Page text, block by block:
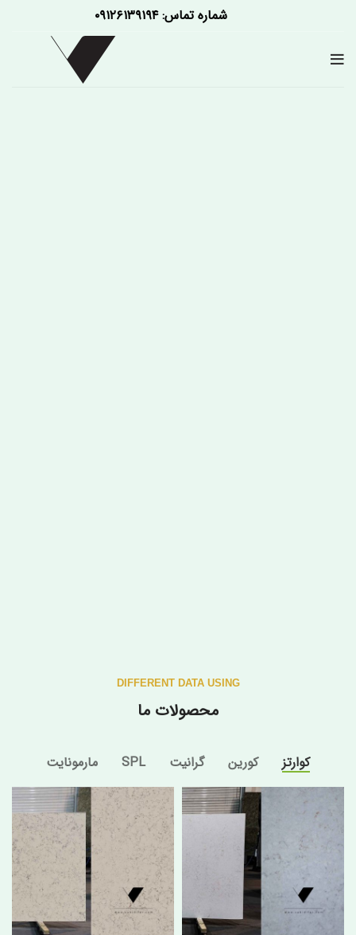
شماره تماس: ۰۹۱۲۶۱۳۹۱۹۴
DIFFERENT DATA USING
محصولات ما
کوارتز کورین گرانیت SPL مارمونایت